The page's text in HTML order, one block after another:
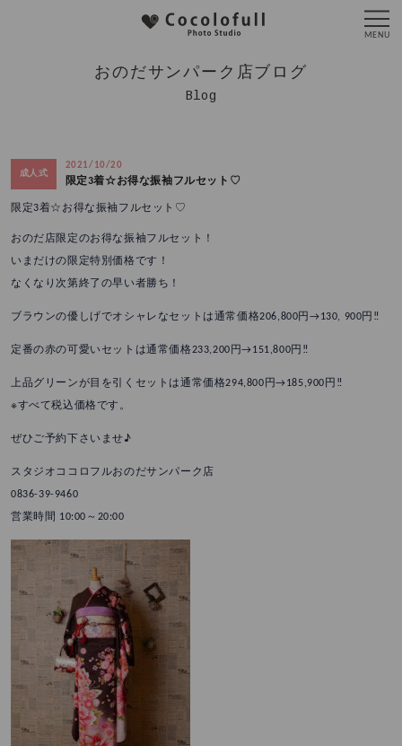
おのだサンパーク店ブログ
Blog
成人式
2021/10/20
限定3着☆お得な振袖フルセット♡
限定3着☆お得な振袖フルセット♡
おのだ店限定のお得な振袖フルセット！
いまだけの限定特別価格です！
なくなり次第終了の早い者勝ち！
ブラウンの優しげでオシャレなセットは通常価格206,800円→130, 900円‼️
定番の赤の可愛いセットは通常価格233,200円→151,800円‼️
上品グリーンが目を引くセットは通常価格294,800円→185,900円‼️
※すべて税込価格です。
ぜひご予約下さいませ♪
スタジオココロフルおのだサンパーク店
0836-39-9460
営業時間 10:00～20:00